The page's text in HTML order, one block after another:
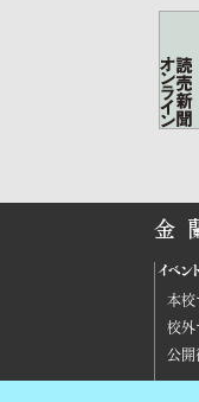
金
イベント
本
校
公